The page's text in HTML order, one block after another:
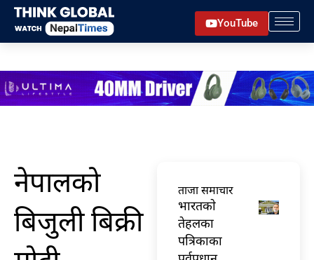
Skip
content
YouTube
नेपालको
बिजुली बिक्री
ताजा समाचार
भारतकाे
तेहलका
पत्रिकाका